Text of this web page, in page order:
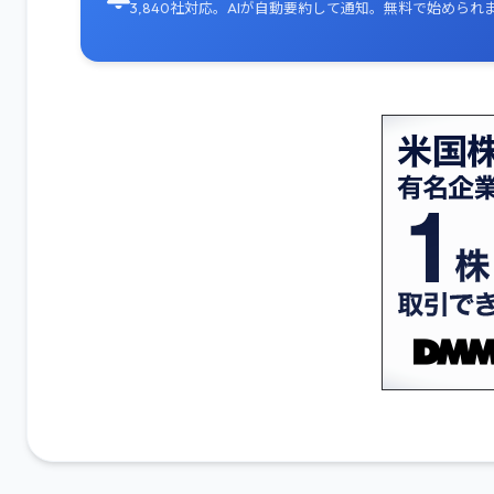
3,840社対応。AIが自動要約して通知。無料で始められ